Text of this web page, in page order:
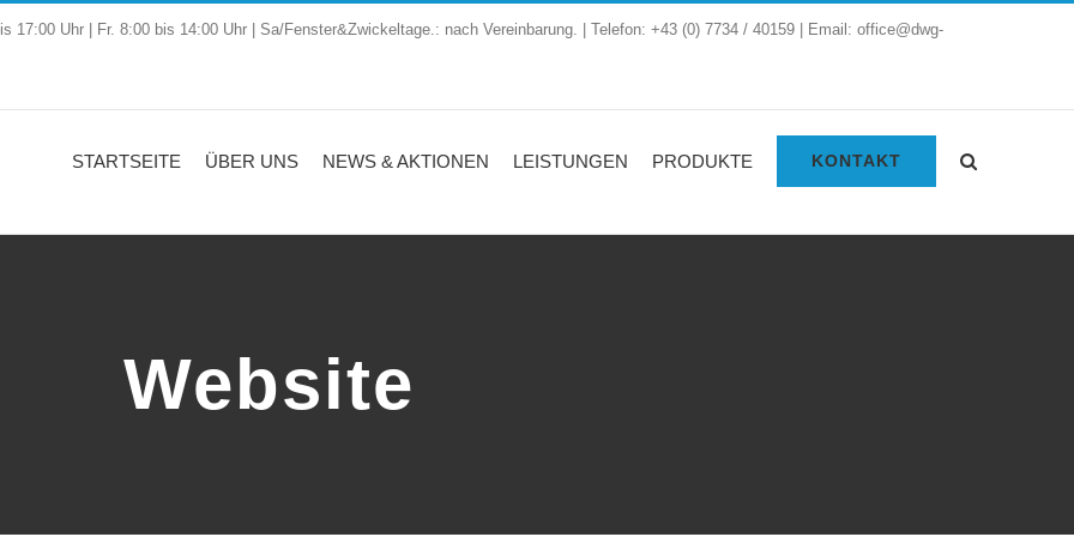
17:00 Uhr | Fr. 8:00 bis 14:00 Uhr | Sa/Fenster&Zwickeltage.: nach Vereinbarung. | Telefon: +43 (0) 7734 / 40159 | Email: office@dwg-
STARTSEITE ÜBER UNS NEWS & AKTIONEN LEISTUNGEN PRODUKTE KONTAKT
Website